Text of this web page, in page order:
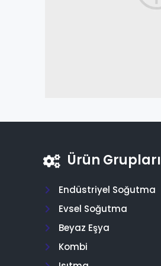
Ürün Grupları
Endüstriyel Soğutma
Evsel Soğutma
Beyaz Eşya
Kombi